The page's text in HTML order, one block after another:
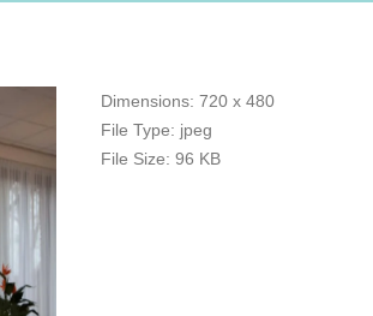
Dimensions: 720 x 480
File Type: jpeg
File Size: 96 KB